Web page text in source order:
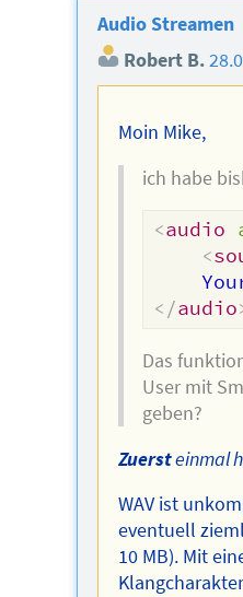
Audio Streamen
Robert B.
Moin Mike,
ich habe
<audio
<
</audio
Das
User mit
geben?
Zuersteinmal
WAV ist
eventuell
10 MB). Mit